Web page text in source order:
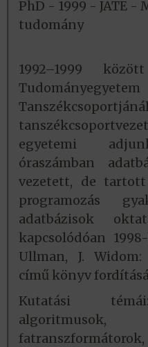
PhD - 1999 - JATE -
tudomány
1992–1999
egyetemi
óraszámban
vezetett, de
programozás
adatbázisok
kapcsolódóan
Ullman, J. Widom:
című könyv
Kutatási